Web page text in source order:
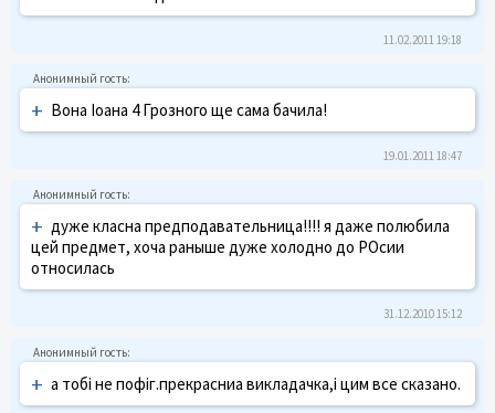
11.02.2011 19:18
+ Вона Іоана 4 Грозного ще сама бачила!
19.01.2011 18:47
+ дуже класна предподавательница!!!! я даже полюбила
цей предмет, хоча раныше дуже холодно до РОсии
относилась
31.12.2010 15:12
+ а тобі не пофіг.прекрасниа викладачка,і цим все сказано.